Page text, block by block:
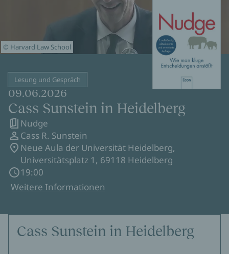
© Harvard Law School
Lesung und Gespräch
09.06.2026
Cass Sunstein in Heidelberg
Nudge
Cass R. Sunstein
Neue Aula der Universität Heidelberg,
Universitätsplatz 1, 69118 Heidelberg
19:00
Weitere Informationen
Cass Sunstein in Heidelberg